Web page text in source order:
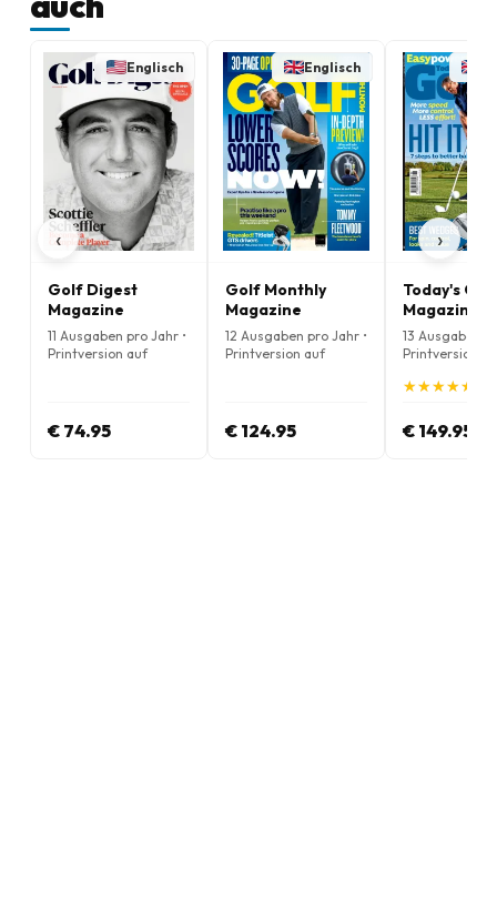
‹
Englisch
Golf Digest
Magazine
11 Ausgaben pro Jahr •
Printversion auf
€ 74.95
Englisch
Golf Monthly
Magazine
12 Ausgaben pro Jahr •
Printversion auf
€ 124.95
Today's
Magazine
13 Ausgaben
Printversion
★
★★
★★
★★
★★
★
€ 149.95
›